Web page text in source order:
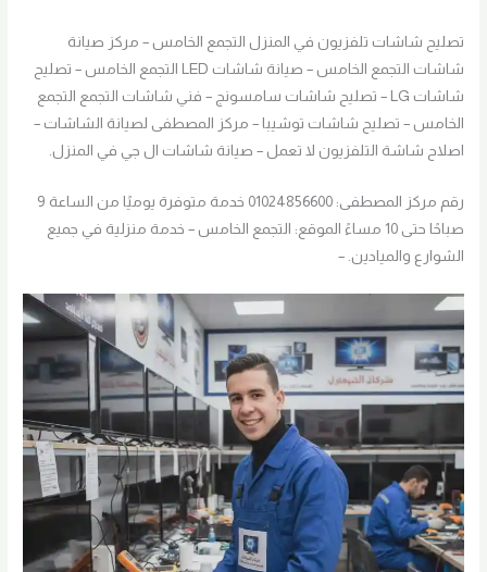
تصليح شاشات تلفزيون في المنزل التجمع الخامس – مركز صيانة
شاشات التجمع الخامس – صيانة شاشات LED التجمع الخامس – تصليح
شاشات LG – تصليح شاشات سامسونج – فني شاشات التجمع التجمع
الخامس – تصليح شاشات توشيبا – مركز المصطفى لصيانة الشاشات –
اصلاح شاشة التلفزيون لا تعمل – صيانة شاشات ال جي في المنزل.
رقم مركز المصطفى: 01024856600 خدمة متوفرة يوميًا من الساعة 9
صباحًا حتى 10 مساءً الموقع: التجمع الخامس – خدمة منزلية في جميع
الشوارع والميادين. –